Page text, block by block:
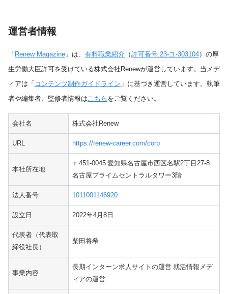
運営者情報
「Renew Magazine 」は、 有料職業紹介 （許可番号:23-ユ-303104）の厚
生労働大臣許可を受けている株式会社Renewが運営しています。当メデ
ィアは「 コンテンツ制作ガイドライン 」に基づき運営しています。執筆
者や編集者、監修者情報は こちら をご覧ください。
会社名 株式会社Renew
URL https://renew-career.com/corp
本社所在地
〒451-0045 愛知県名古屋市西区名駅2丁目27-8
名古屋プライムセントラルタワー3階
法人番号 1011001146920
設立日 2022年4月8日
代表者（代表取
締役社長）
柴田将希
事業内容
長期インターン求人サイトの運営 就活情報メデ
ィアの運営